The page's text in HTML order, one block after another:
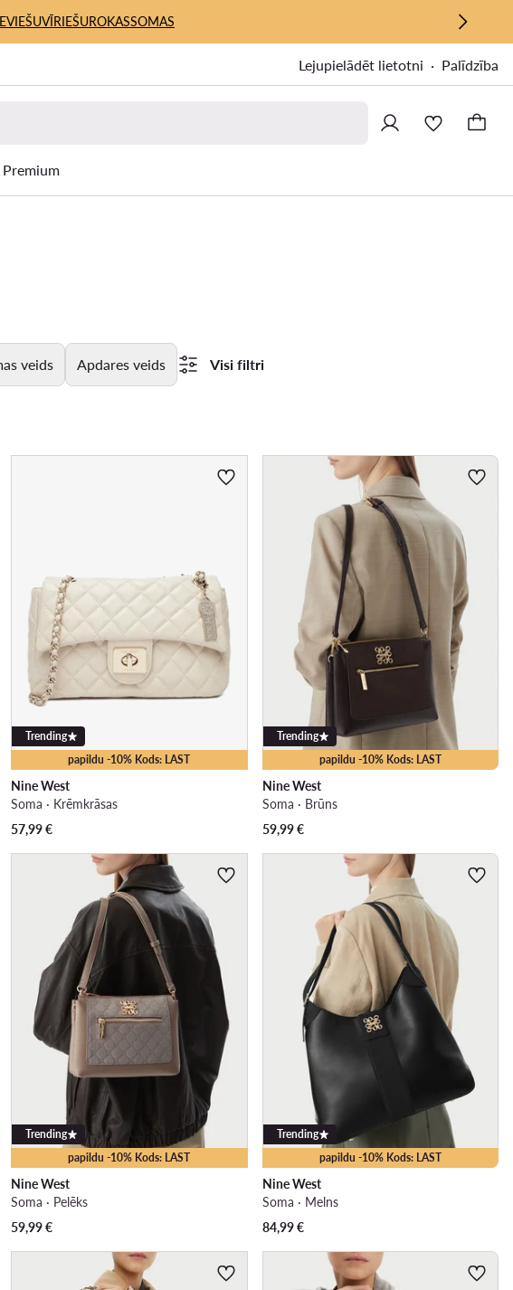
VĪRIEŠUROKASSOMAS
Lejupielādēt lietotni Palīdzība
Premium
veids Apdares veids Visi filtri
papildu -10% Kods: LAST
Trending
Nine West
Soma · Krēmkrāsas
57,99€
papildu -10% Kods: LAST
Trending
Nine West
Soma · Brūns
59,99€
papildu -10% Kods: LAST
Trending
Nine West
Soma · Pelēks
59,99€
papildu -10% Kods: LAST
Trending
Nine West
Soma · Melns
84,99€